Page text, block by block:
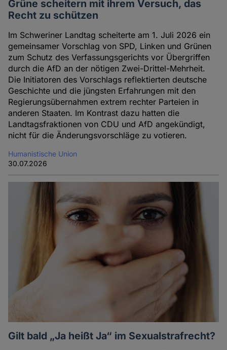
Grüne scheitern mit ihrem Versuch, das
Recht zu schützen
Im Schweriner Landtag scheiterte am 1. Juli 2026 ein
gemeinsamer Vorschlag von SPD, Linken und Grünen
zum Schutz des Verfassungsgerichts vor Übergriffen
durch die AfD an der nötigen Zwei-Drittel-Mehrheit.
Die Initiatoren des Vorschlags reflektierten deutsche
Geschichte und die jüngsten Erfahrungen mit den
Regierungsübernahmen extrem rechter Parteien in
anderen Staaten. Im Kontrast dazu hatten die
Landtagsfraktionen von CDU und AfD angekündigt,
nicht für die Änderungsvorschläge zu votieren.
Humanistische Union
30.07.2026
Gilt bald „Ja heißt Ja“ im Sexualstrafrecht?